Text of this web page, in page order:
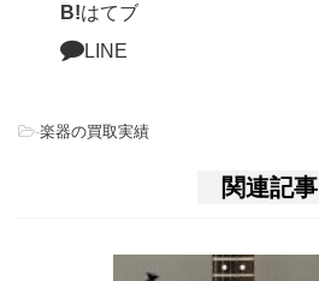
B!はてブ
LINE
-楽器の買取実績
関連記事